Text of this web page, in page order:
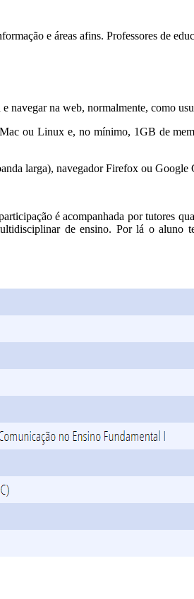
e áreas afins. Professores de
navegar na web, normalmente, como
ou Linux e, no mínimo, 1GB de
larga), navegador Firefox ou Google
é acompanhada por tutores
de ensino. Por lá o aluno